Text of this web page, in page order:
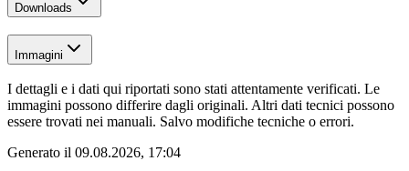
Downloads
Immagini
I dettagli e i dati qui riportati sono stati attentamente verificati. Le
immagini possono differire dagli originali. Altri dati tecnici possono
essere trovati nei manuali. Salvo modifiche tecniche o errori.
Generato il 09.08.2026, 17:04